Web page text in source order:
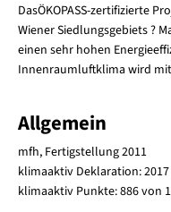
DasÖKOPASS-zertifizierte
Wiener Siedlungsgebiets ?
einen sehr hohen
Innenraumluftklima wird
Allgemein
mfh, Fertigstellung 2011
klimaaktiv Deklaration: 2017
klimaaktiv Punkte: 886 von